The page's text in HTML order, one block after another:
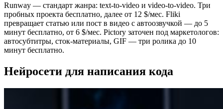
Runway — стандарт жанра: text-to-video и video-to-video. Три
пробных проекта бесплатно, далее от 12 $/мес. Fliki
превращает статью или пост в видео с автоозвучкой — до 5
минут бесплатно, от 6 $/мес. Pictory заточен под маркетологов:
автосубтитры, сток-материалы, GIF — три ролика до 10
минут бесплатно.
Нейросети для написания кода